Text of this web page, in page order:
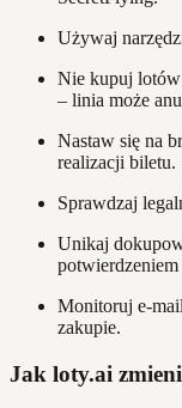
Używaj
Nie kupuj lotów
– linia może
Nastaw się na
realizacji biletu.
Sprawdzaj
Unikaj
Monitoruj e-
zakupie.
Jak loty.ai